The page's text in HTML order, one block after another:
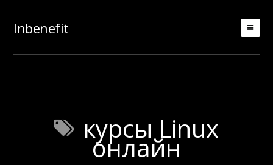
Inbenefit
курсы Linux
онлайн